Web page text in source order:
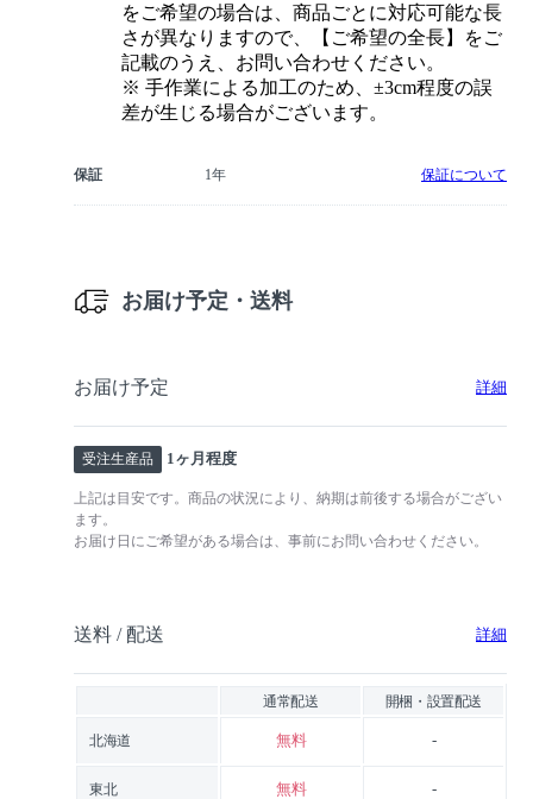
をご希望の場合は、商品ごとに対応可能な長
さが異なりますので、【ご希望の全長】をご
記載のうえ、お問い合わせください。
※ 手作業による加工のため、±3cm程度の誤
差が生じる場合がございます。
保証 1年 保証について
お届け予定・送料
お届け予定 詳細
受注生産品 1ヶ月程度
上記は目安です。商品の状況により、納期は前後する場合がござい
ます。
お届け日にご希望がある場合は、事前にお問い合わせください。
送料 / 配送 詳細
通常配送 開梱・設置配送
北海道 無料 -
東北 無料 -